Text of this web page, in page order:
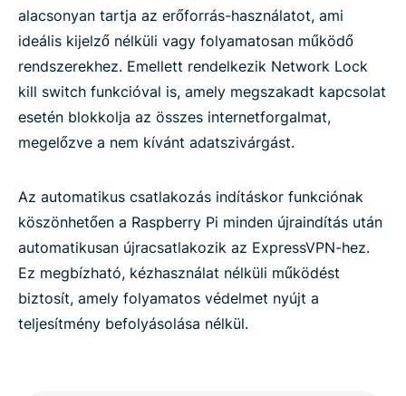
alacsonyan tartja az erőforrás-használatot, ami
ideális kijelző nélküli vagy folyamatosan működő
rendszerekhez. Emellett rendelkezik Network Lock
kill switch funkcióval is, amely megszakadt kapcsolat
esetén blokkolja az összes internetforgalmat,
megelőzve a nem kívánt adatszivárgást.
Az automatikus csatlakozás indításkor funkciónak
köszönhetően a Raspberry Pi minden újraindítás után
automatikusan újracsatlakozik az ExpressVPN-hez.
Ez megbízható, kézhasználat nélküli működést
biztosít, amely folyamatos védelmet nyújt a
teljesítmény befolyásolása nélkül.